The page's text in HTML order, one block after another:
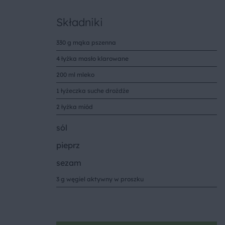
Składniki
330 g mąka pszenna
4 łyżka masło klarowane
200 ml mleko
1 łyżeczka suche drożdże
2 łyżka miód
sól
pieprz
sezam
3 g węgiel aktywny w proszku